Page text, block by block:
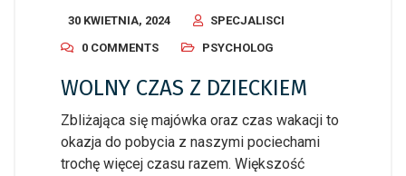
30 KWIETNIA, 2024
SPECJALISCI
0 COMMENTS
PSYCHOLOG
WOLNY CZAS Z DZIECKIEM
Zbliżająca się majówka oraz czas wakacji to
okazja do pobycia z naszymi pociechami
trochę więcej czasu razem. Większość